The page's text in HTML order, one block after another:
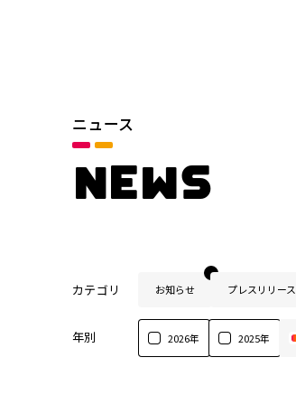
ニュース
NEWS
カテゴリ お知らせ プレスリリース
年別 2026年 2025年